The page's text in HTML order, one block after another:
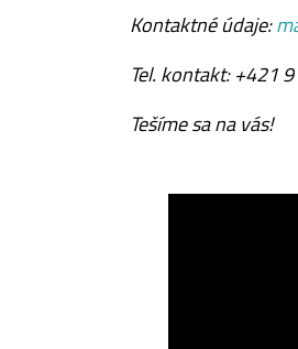
Kontaktné údaje:
Tel. kontakt: +421
Tešíme sa na vás!